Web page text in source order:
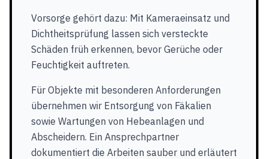
Vorsorge gehört dazu: Mit Kameraeinsatz und
Dichtheitsprüfung lassen sich versteckte
Schäden früh erkennen, bevor Gerüche oder
Feuchtigkeit auftreten.
Für Objekte mit besonderen Anforderungen
übernehmen wir Entsorgung von Fäkalien
sowie Wartungen von Hebeanlagen und
Abscheidern. Ein Ansprechpartner
dokumentiert die Arbeiten sauber und erläutert